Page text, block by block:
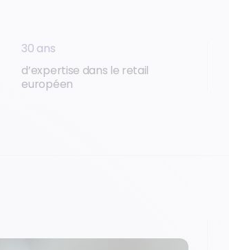
30 ans
d’expertise dans le retail
européen